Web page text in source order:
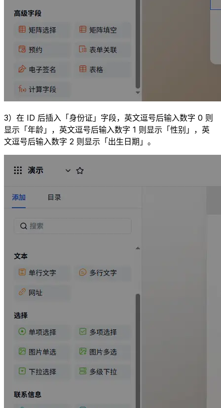
3）在 ID 后插入「身份证」字段，英文逗号后输入数字 0 则
显示「年龄」，英文逗号后输入数字 1 则显示「性别」，英
文逗号后输入数字 2 则显示「出生日期」。